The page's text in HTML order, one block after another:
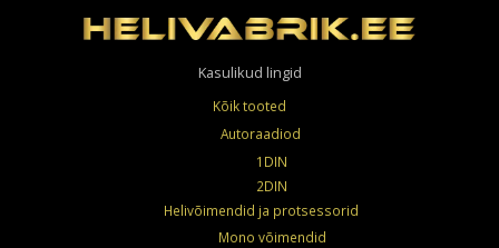
Kasulikud lingid
Kõik tooted
Autoraadiod
1DIN
2DIN
Helivõimendid ja protsessorid
Mono võimendid